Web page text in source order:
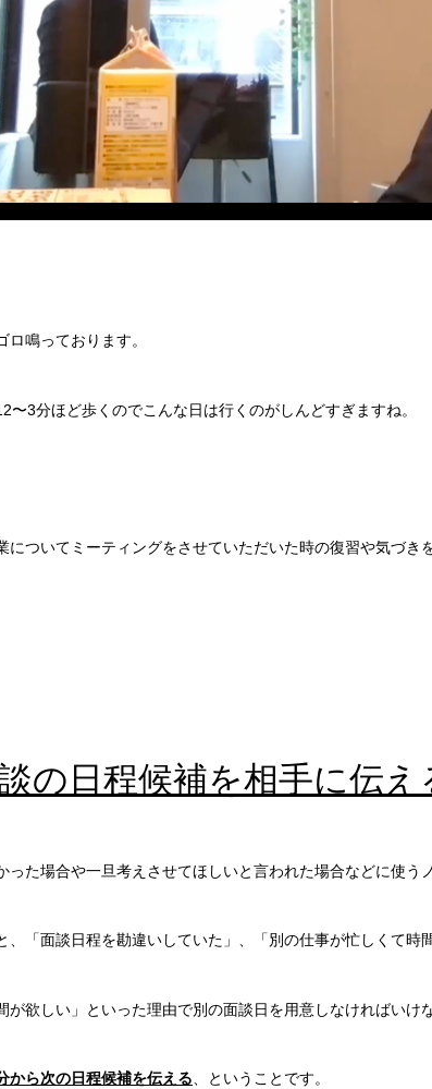
鳴っております。
3分ほど歩くのでこんな日は行くのがしんどすぎますね。
ついてミーティングをさせていただいた時の復習や気づき
の日程候補を相手に伝え
た場合や一旦考えさせてほしいと言われた場合などに使う
、「面談日程を勘違いしていた」、「別の仕事が忙しくて時
が欲しい」といった理由で別の面談日を用意しなければいけ
から次の日程候補を伝える 、ということです。